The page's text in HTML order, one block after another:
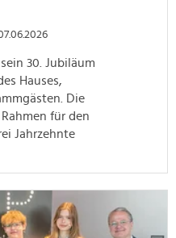
30. Jubiläum
Hauses,
Die
für den
Jahrzehnte